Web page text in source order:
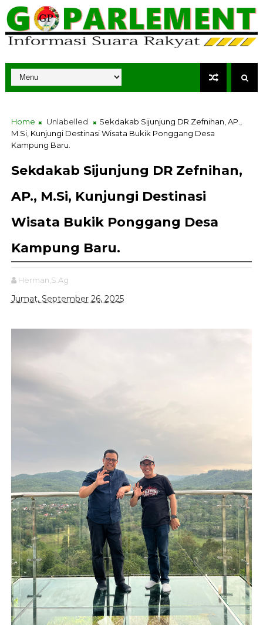
Home Unlabelled
Sekdakab Sijunjung DR Zefnihan, AP.,
M.Si, Kunjungi Destinasi Wisata Bukik Ponggang Desa
Kampung Baru.
Sekdakab Sijunjung DR Zefnihan,
AP., M.Si, Kunjungi Destinasi
Wisata Bukik Ponggang Desa
Kampung Baru.
Herman,S.Ag
Jumat, September 26, 2025